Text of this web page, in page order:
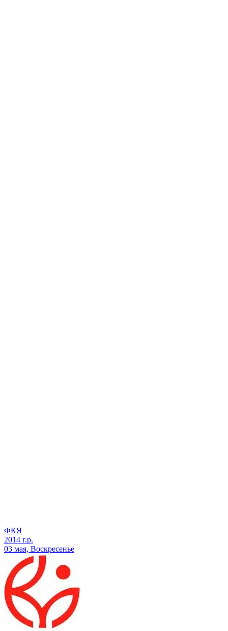
ФКЯ
2014 г.р.
03 мая, Воскресенье